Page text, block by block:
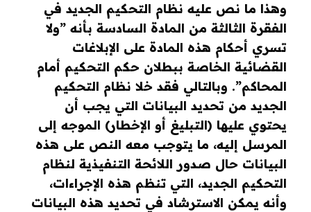
وهذا ما نص عليه نظام التحكيم الجديد في
الفقرة الثالثة من المادة السادسة بأنه ”ولا
تسري أحكام هذه المادة على الإبلاغات
القضائية الخاصة ببطلان حكم التحكيم أمام
المحاكم”. وبالتالي فقد خلا نظام التحكيم
الجديد من تحديد البيانات التي يجب أن
يحتوي عليها (التبليغ أو الإخطار) الموجه إلى
المرسل إليه، ما يتوجب معه النص على هذه
البيانات حال صدور اللائحة التنفيذية لنظام
التحكيم الجديد، التي تنظم هذه الإجراءات،
وأنه يمكن الاسترشاد في تحديد هذه البيانات